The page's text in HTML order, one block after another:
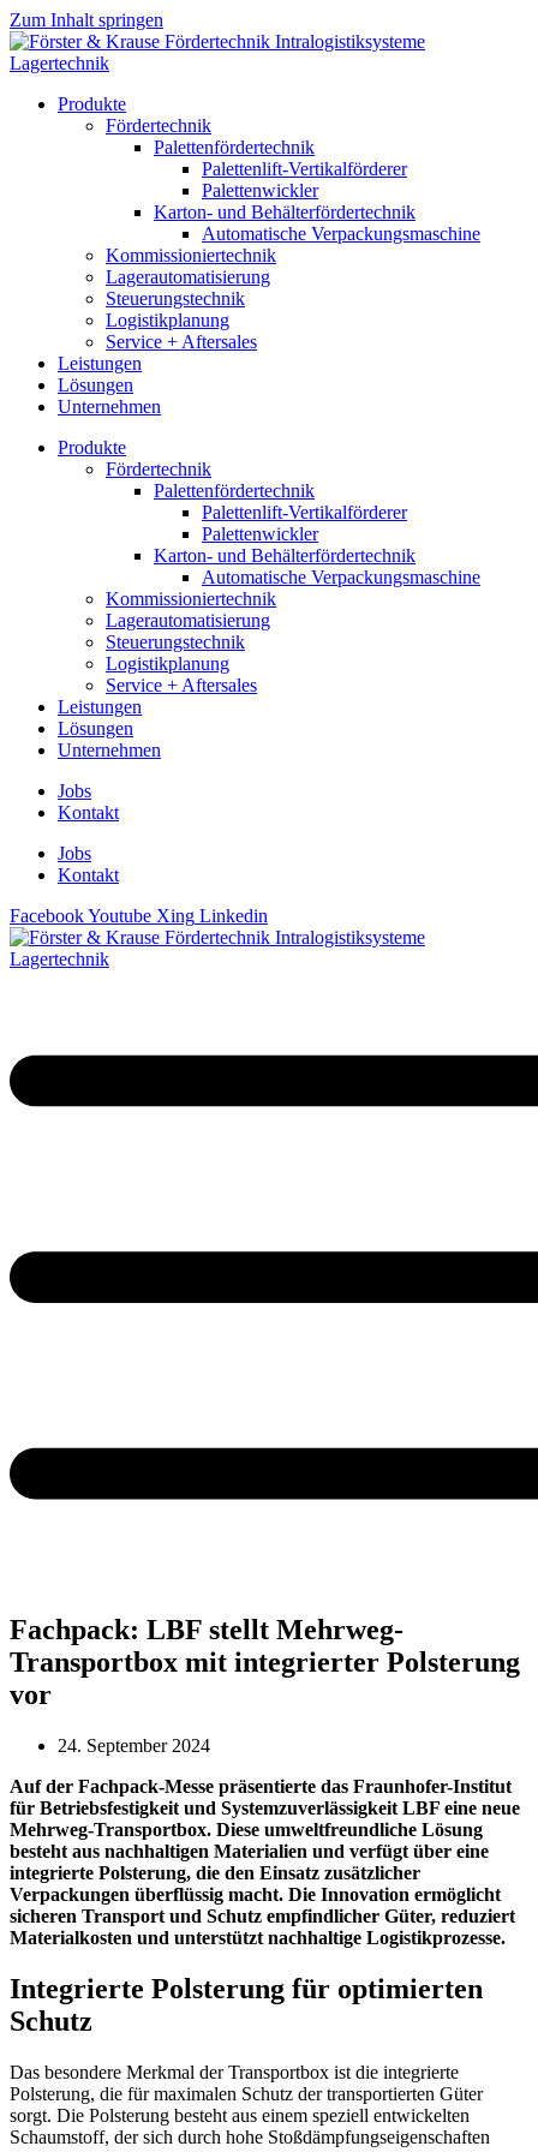
Zum Inhalt springen
Produkte
Fördertechnik
Palettenfördertechnik
Palettenlift-Vertikalförderer
Palettenwickler
Karton- und Behälterfördertechnik
Automatische Verpackungsmaschine
Kommissioniertechnik
Lagerautomatisierung
Steuerungstechnik
Logistikplanung
Service + Aftersales
Leistungen
Lösungen
Unternehmen
Produkte
Fördertechnik
Palettenfördertechnik
Palettenlift-Vertikalförderer
Palettenwickler
Karton- und Behälterfördertechnik
Automatische Verpackungsmaschine
Kommissioniertechnik
Lagerautomatisierung
Steuerungstechnik
Logistikplanung
Service + Aftersales
Leistungen
Lösungen
Unternehmen
Jobs
Kontakt
Jobs
Kontakt
FacebookYoutube Xing Linkedin
Fachpack: LBF stellt Mehrweg-
Transportbox mit integrierter Polsterung
vor
24. September 2024
Auf der Fachpack-Messe präsentierte das Fraunhofer-Institut
für Betriebsfestigkeit und Systemzuverlässigkeit LBF eine neue
Mehrweg-Transportbox. Diese umweltfreundliche Lösung
besteht aus nachhaltigen Materialien und verfügt über eine
integrierte Polsterung, die den Einsatz zusätzlicher
Verpackungen überflüssig macht. Die Innovation ermöglicht
sicheren Transport und Schutz empfindlicher Güter, reduziert
Materialkosten und unterstützt nachhaltige Logistikprozesse.
Integrierte Polsterung für optimierten
Schutz
Das besondere Merkmal der Transportbox ist die integrierte
Polsterung, die für maximalen Schutz der transportierten Güter
sorgt. Die Polsterung besteht aus einem speziell entwickelten
Schaumstoff, der sich durch hohe Stoßdämpfungseigenschaften